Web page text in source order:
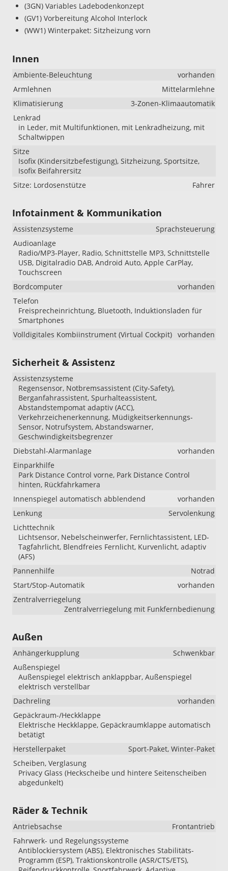
(3GN) Variables Ladebodenkonzept
(GV1) Vorbereitung Alcohol Interlock
(WW1) Winterpaket: Sitzheizung vorn
Innen
Ambiente-Beleuchtung
vorhanden
Armlehnen
Mittelarmlehne
Klimatisierung
3-Zonen-Klimaautomatik
Lenkrad
in Leder, mit Multifunktionen, mit Lenkradheizung, mit
Schaltwippen
Sitze
Isofix (Kindersitzbefestigung), Sitzheizung, Sportsitze,
Isofix Beifahrersitz
Sitze: Lordosenstütze
Fahrer
Infotainment & Kommunikation
Assistenzsysteme
Sprachsteuerung
Audioanlage
Radio/MP3-Player, Radio, Schnittstelle MP3, Schnittstelle
USB, Digitalradio DAB, Android Auto, Apple CarPlay,
Touchscreen
Bordcomputer
vorhanden
Telefon
Freisprecheinrichtung, Bluetooth, Induktionsladen für
Smartphones
Volldigitales Kombiinstrument (Virtual Cockpit) vorhanden
Sicherheit & Assistenz
Assistenzsysteme
Regensensor, Notbremsassistent (City-Safety),
Berganfahrassistent, Spurhalteassistent,
Abstandstempomat adaptiv (ACC),
Verkehrzeichenerkennung, Müdigkeitserkennungs-
Sensor, Notrufsystem, Abstandswarner,
Geschwindigkeitsbegrenzer
Diebstahl-Alarmanlage
vorhanden
Einparkhilfe
Park Distance Control vorne, Park Distance Control
hinten, Rückfahrkamera
Innenspiegel automatisch abblendend
vorhanden
Lenkung
Servolenkung
Lichttechnik
Lichtsensor, Nebelscheinwerfer, Fernlichtassistent, LED-
Tagfahrlicht, Blendfreies Fernlicht, Kurvenlicht, adaptiv
(AFS)
Pannenhilfe
Notrad
Start/Stop-Automatik
vorhanden
Zentralverriegelung
Zentralverriegelung mit Funkfernbedienung
Außen
Anhängerkupplung
Schwenkbar
Außenspiegel
Außenspiegel elektrisch anklappbar, Außenspiegel
elektrisch verstellbar
Dachreling
vorhanden
Gepäckraum-/Heckklappe
Elektrische Heckklappe, Gepäckraumklappe automatisch
betätigt
Herstellerpaket
Sport-Paket, Winter-Paket
Scheiben, Verglasung
Privacy Glass (Heckscheibe und hintere Seitenscheiben
abgedunkelt)
Räder & Technik
Antriebsachse
Frontantrieb
Fahrwerk- und Regelungssysteme
Antiblockiersystem (ABS), Elektronisches Stabilitäts-
Programm (ESP), Traktionskontrolle (ASR/CTS/ETS),